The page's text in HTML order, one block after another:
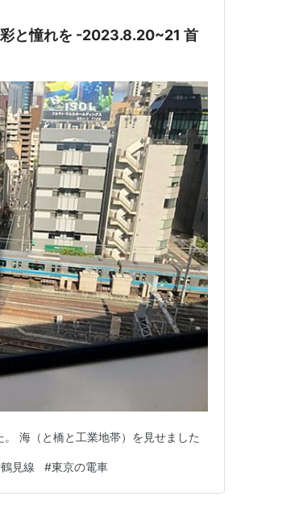
彩と憧れを -2023.8.20~21 首
海（と橋と工業地帯）を見せました
鶴見線 #東京の電車